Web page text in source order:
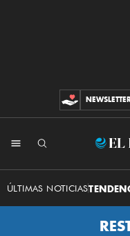
ÚLTIMAS NOTICIAS